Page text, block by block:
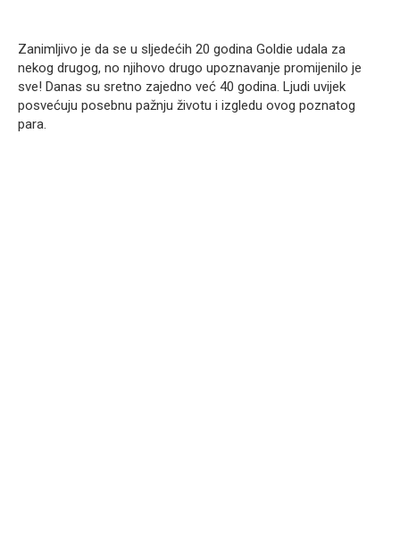
Zanimljivo je da se u sljedećih 20 godina Goldie udala za
nekog drugog, no njihovo drugo upoznavanje promijenilo je
sve! Danas su sretno zajedno već 40 godina. Ljudi uvijek
posvećuju posebnu pažnju životu i izgledu ovog poznatog
para.